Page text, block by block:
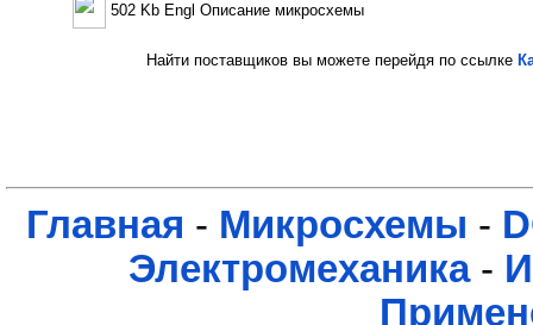
502 Kb Engl Описание микросхемы
Найти поставщиков вы можете перейдя по ссылке
Главная - Микросхемы -
Электромеханика-